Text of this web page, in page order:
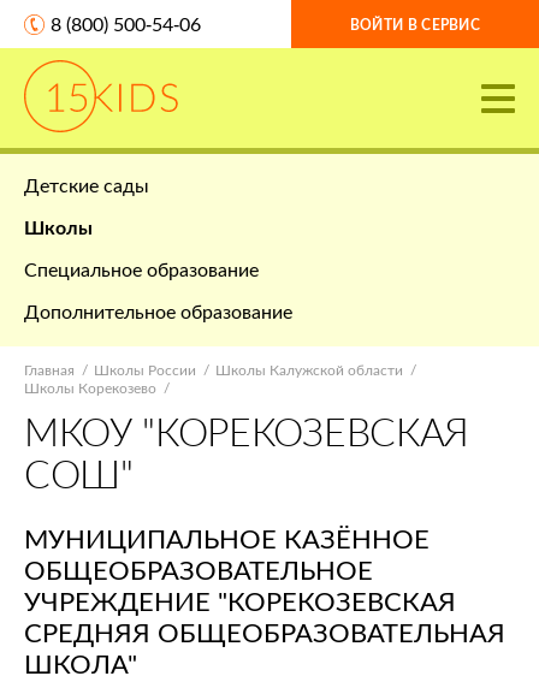
8 (800) 500-54-06 ВОЙТИ В СЕРВИС
Детские сады
Школы
Специальное образование
Дополнительное образование
Главная Школы России
Школы Калужской области
Школы Корекозево
МКОУ "КОРЕКОЗЕВСКАЯ
СОШ"
МУНИЦИПАЛЬНОЕ КАЗЁННОЕ
ОБЩЕОБРАЗОВАТЕЛЬНОЕ
УЧРЕЖДЕНИЕ "КОРЕКОЗЕВСКАЯ
СРЕДНЯЯ ОБЩЕОБРАЗОВАТЕЛЬНАЯ
ШКОЛА"